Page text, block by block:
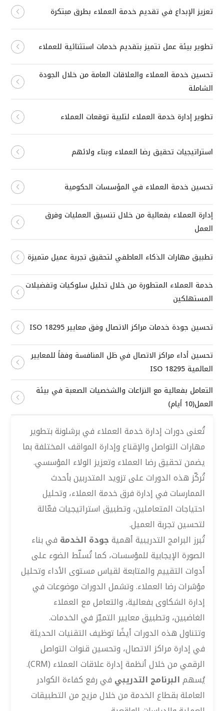
تعزيز الإبداع في تقديم خدمة العملاء بطرق مبتكرة
تطوير بيئة عمل تتميز بتقديم خدمات استثنائية للعملاء
تحسين خدمة العملاء والعلاقات العامة من خلال الجودة
الشاملة
تطوير إدارة خدمة العملاء لتلبية توقعات العملاء
استراتيجيات تحقيق رضا العملاء وبناء ولائهم
تحسين خدمة العملاء في المؤسسات الحكومية
إدارة العملاء بفعالية من خلال تنسيق العمليات وفرق
العمل
تطبيق مهارات الذكاء العاطفي لتحقيق تجربة عميل متميزة
خدمة العملاء المتطورة من خلال تحليل سلوكيات وتفضيلات
المستهلكين
تحسين جودة خدمات مراكز الاتصال وفق معايير ISO 18295
تحسين أداء مراكز الاتصال في ظل المنافسة وفقاً للمعايير
العالمية ISO 18295
التعامل بفعالية مع النزاعات والشخصيات الصعبة في بيئة
العمل(10 أيام)
تُعنى دورات إدارة خدمة العملاء في برشلونة بتطوير
مهارات التواصل والإقناع وإدارة المواقف المختلفة بما
يضمن تحقيق رضا العملاء وتعزيز الولاء المؤسسي.
تُركّز هذه الدورات على تزويد المتدربين بأحدث
الممارسات في إدارة فرق خدمة العملاء، وتحليل
احتياجات المتعاملين، وتطبيق استراتيجيات فعّالة
لتحسين تجربة العميل.
تُبرز البرامج التدريبية أهميةجودة الخدمة في بناء
الصورة الإيجابية للمؤسسات، كما تُسلّط الضوء على
أدوات التقييم والمتابعة لقياس مستوى الأداء وتحليل
مؤشرات رضا العملاء. وتشمل الدورات موضوعات في
إدارة الشكاوى بفعالية، والتعامل مع العملاء
الغاضبين، وتطبيق معايير التميّز في الخدمات.
وتتناول هذه الدورات أيضًا توظيف التقنيات الحديثة
في إدارة مراكز الاتصال، وتحسين قنوات التواصل
الرقمي من خلال أنظمة إدارة علاقات العملاء (CRM).
يُسهمالبرنامج التدريبي في رفع كفاءة الكوادر
العاملة بقطاع الخدمة من خلال مزيج من التطبيقات